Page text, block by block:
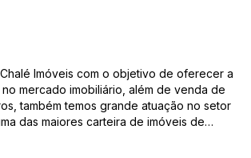
Chalé Imóveis com o objetivo de oferecer a
mercado imobiliário, além de venda de
também temos grande atuação no setor
das maiores carteira de imóveis de